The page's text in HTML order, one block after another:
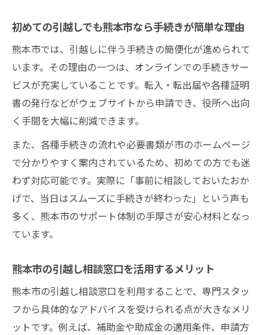
初めての引越しでも熊本市なら手続きが簡単な理由
熊本市では、引越しに伴う手続きの簡便化が進められて
います。その理由の一つは、オンラインでの手続きサー
ビスが充実していることです。転入・転出届や各種証明
書の発行などがウェブサイトから申請でき、役所へ出向
く手間を大幅に削減できます。
また、各種手続きの流れや必要書類が市のホームページ
で分かりやすく案内されているため、初めての方でも迷
わず対応可能です。実際に「事前に相談しておいたおか
げで、当日はスムーズに手続きが終わった」という声も
多く、熊本市のサポート体制の手厚さが安心材料となっ
ています。
熊本市の引越し相談窓口を活用するメリット
熊本市の引越し相談窓口を利用することで、専門スタッ
フから具体的なアドバイスを受けられる点が大きなメリ
ットです。例えば、補助金や助成金の適用条件、申請方